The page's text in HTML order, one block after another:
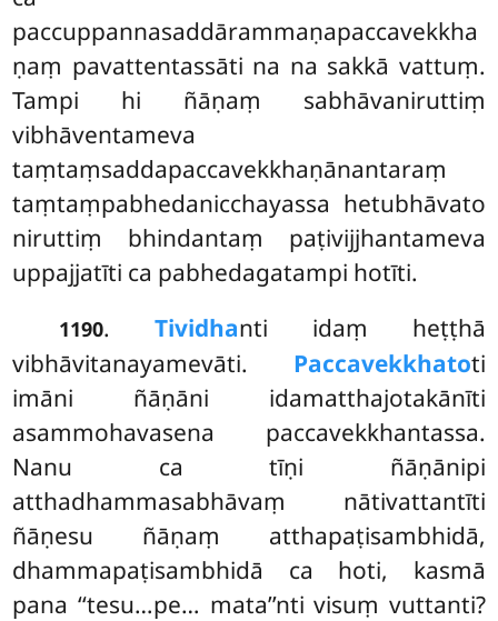
paccuppannasaddārammaṇapaccavekkha
ṇaṃ pavattentassāti na na sakkā vattuṃ.
Tampi hi ñāṇaṃ sabhāvaniruttiṃ
vibhāventameva
taṃtaṃsaddapaccavekkhaṇānantaraṃ
taṃtaṃpabhedanicchayassa hetubhāvato
niruttiṃ bhindantaṃ paṭivijjhantameva
uppajjatīti ca pabhedagatampi hotīti.
1190. Tividhanti idaṃ heṭṭhā
vibhāvitanayamevāti. Paccavekkhatoti
imāni ñāṇāni idamatthajotakānīti
asammohavasena paccavekkhantassa.
Nanu ca tīṇi ñāṇānipi
atthadhammasabhāvaṃ nātivattantīti
ñāṇesu ñāṇaṃ atthapaṭisambhidā,
dhammapaṭisambhidā ca hoti, kasmā
pana ‘‘tesu…pe… mata’’nti visuṃ vuttanti?